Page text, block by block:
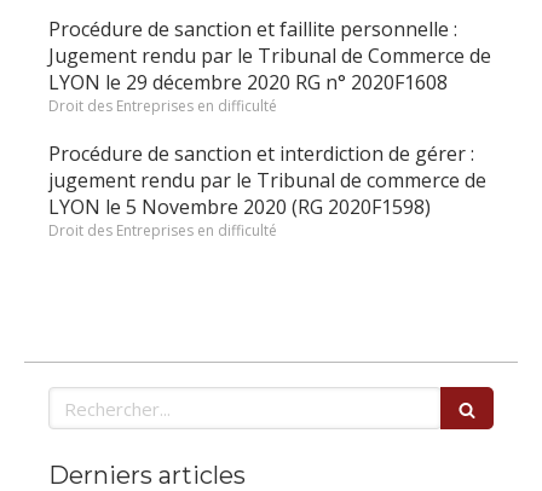
Procédure de sanction et faillite personnelle :
Jugement rendu par le Tribunal de Commerce de
LYON le 29 décembre 2020 RG n° 2020F1608
Droit des Entreprises en difficulté
Procédure de sanction et interdiction de gérer :
jugement rendu par le Tribunal de commerce de
LYON le 5 Novembre 2020 (RG 2020F1598)
Droit des Entreprises en difficulté
Rechercher
Derniers articles